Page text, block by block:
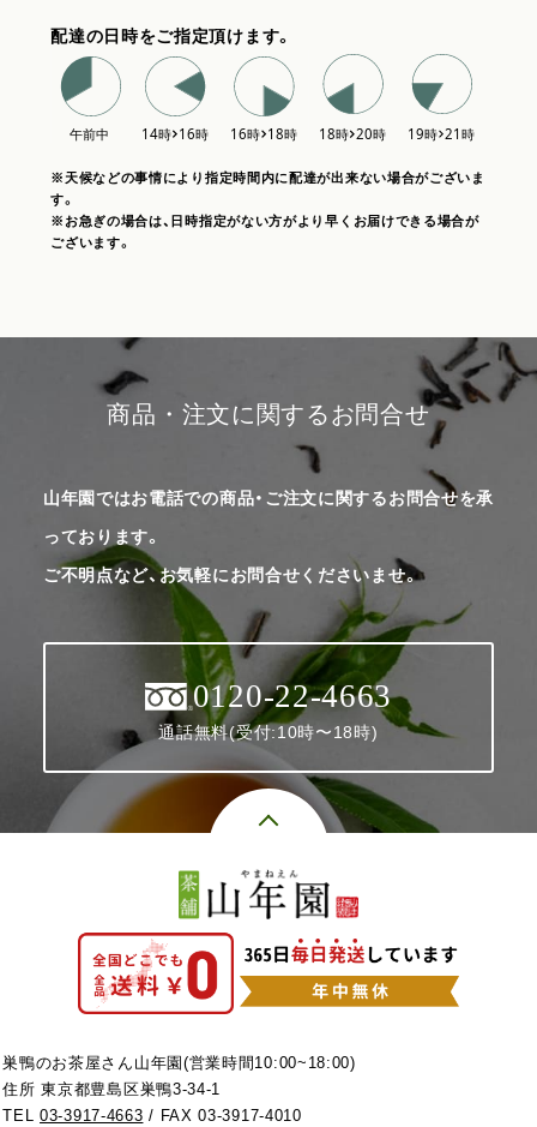
配達の日時をご指定頂けます。
※天候などの事情により指定時間内に配達が出来ない場合がございま
す。
※お急ぎの場合は、日時指定がない方がより早くお届けできる場合が
ございます。
商品・注文に関するお問合せ
山年園ではお電話での商品・ご注文に関するお問合せを承
っております。
ご不明点など、お気軽にお問合せくださいませ。
0120-22-4663
通話無料(受付:10時〜18時)
巣鴨のお茶屋さん山年園(営業時間10:00~18:00)
住所 東京都豊島区巣鴨3-34-1
TEL03-3917-4663 / FAX 03-3917-4010